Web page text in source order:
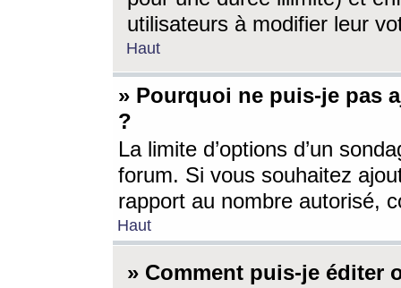
utilisateurs à modifier leur
Haut
» Pourquoi ne puis-je pas
?
La limite d’options d’un
forum. Si vous souhaitez
rapport au nombre autorisé,
Haut
» Comment puis-je éditer